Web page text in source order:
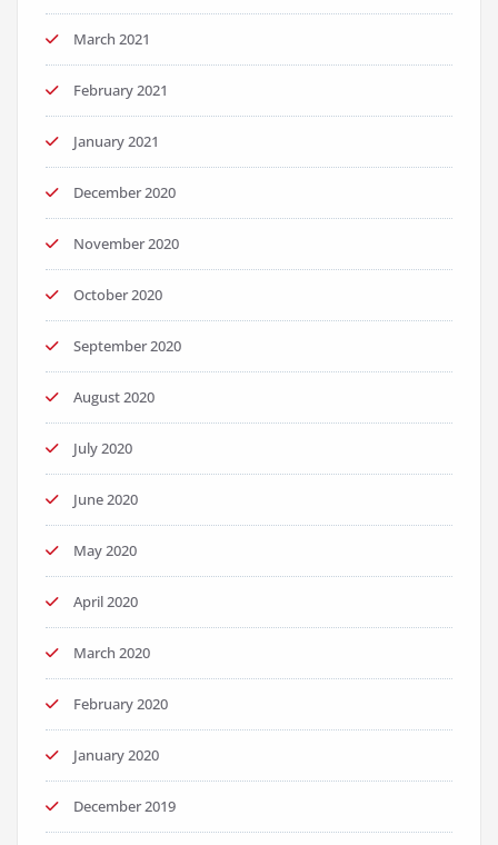
March 2021
February 2021
January 2021
December 2020
November 2020
October 2020
September 2020
August 2020
July 2020
June 2020
May 2020
April 2020
March 2020
February 2020
January 2020
December 2019